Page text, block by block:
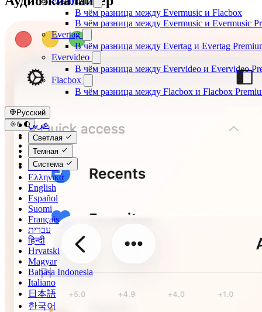
В чём разница между Evermusic и Flacbox
В чём разница между Evermusic и Evermusic
Evertag
В чём разница между Evertag и Evertag
Evervideo
В чём разница между Evervideo и Evervideo
Flacbox
В чём разница между Flacbox и Flacbox
Русский
عربي
Català
Čeština
Dansk
Deutsch
Ελληνικά
English
Español
Suomi
Français
עברית
हिन्दी
Hrvatski
Magyar
Bahasa Indonesia
Italiano
日本語
한국어
Светлая
Темная
Система